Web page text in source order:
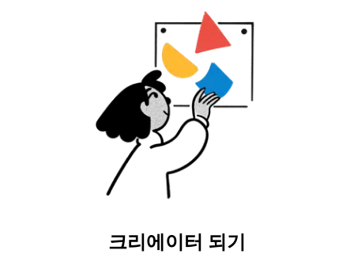
크리에이터 되기